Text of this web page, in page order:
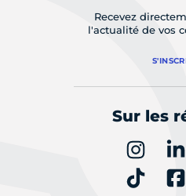
Recevez
l'actualité de vos
Sur les